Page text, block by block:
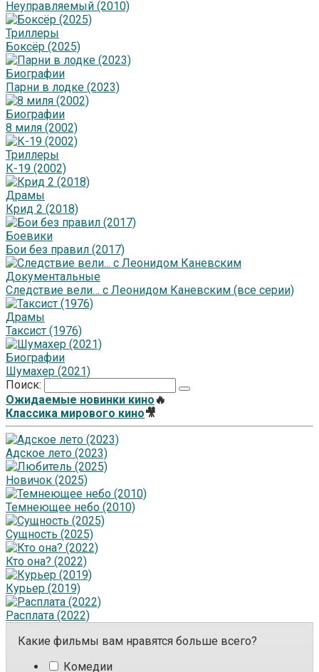
Неуправляемый (2010)
Триллеры
Боксёр (2025)
Биографии
Парни в лодке (2023)
Биографии
8 миля (2002)
Триллеры
К-19 (2002)
Драмы
Крид 2 (2018)
Боевики
Бои без правил (2017)
Документальные
Следствие вели… с Леонидом Каневским (все серии)
Драмы
Таксист (1976)
Биографии
Шумахер (2021)
Поиск:
Ожидаемые новинки кино 🔥
Классика мирового кино🎥
Адское лето (2023)
Новичок (2025)
Темнеющее небо (2010)
Сущность (2025)
Кто она? (2022)
Курьер (2019)
Расплата (2022)
Какие фильмы вам нравятся больше всего?
Комедии